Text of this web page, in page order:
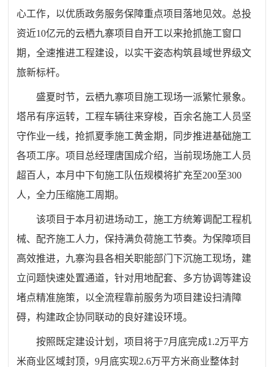
心工作，以优质政务服务保障重点项目落地见效。总投
资近10亿元的云栖九寨项目自开工以来抢抓施工窗口
期，全速推进工程建设，以实干姿态构筑县域世界级文
旅新标杆。
盛夏时节，云栖九寨项目施工现场一派繁忙景象。
塔吊有序运转，工程车辆往来穿梭，百余名施工人员坚
守作业一线，抢抓夏季施工黄金期，同步推进基础施工
各项工序。项目总经理唐国成介绍，当前现场施工人员
超百人，本月中下旬施工队伍规模将扩充至200至300
人，全力压缩施工周期。
该项目于本月初进场动工，施工方统筹调配工程机
械、配齐施工人力，保持满负荷施工节奏。为保障项目
高效推进，九寨沟县各相关职能部门下沉施工现场，建
立问题快速处置通道，针对用地配套、多方协调等建设
堵点精准施策，以全流程靠前服务为项目建设扫清障
碍，构建政企协同联动的良好建设环境。
按照既定建设计划，项目将于7月底完成1.2万平方
米商业区域封顶，9月底实现2.6万平方米商业整体封